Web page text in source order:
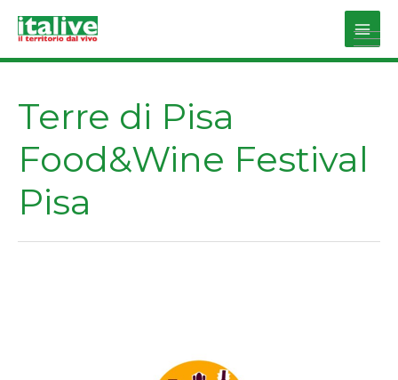
Main
Terre di Pisa
Food&Wine Festival
Pisa